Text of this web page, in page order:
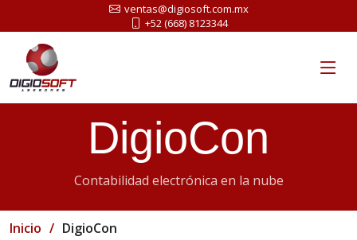
ventas@digiosoft.com.mx
+52 (668) 8123344
DigioCon
Contabilidad electrónica en la nube
Inicio DigioCon